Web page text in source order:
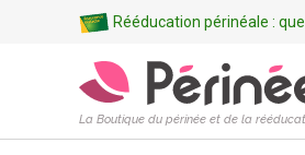
Rééducation périnéale :
La Boutique du périnée et de la